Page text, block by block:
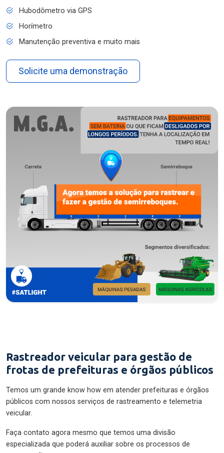
Hubodômetro via GPS
Horímetro
Manutenção preventiva e muito mais
Solicite uma demonstração
Rastreador veicular para gestão de
frotas de prefeituras e órgãos públicos
Temos um grande know how em atender prefeituras e órgãos
públicos com nossos serviços de rastreamento e telemetria
veicular.
Faça contato agora mesmo que temos uma divisão
especializada que poderá auxiliar sobre os processos de